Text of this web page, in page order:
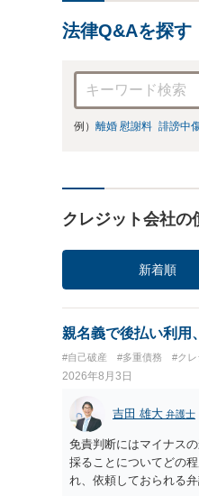
法律Q&Aを探す
例） 離婚 慰謝料 誹謗中
クレジット会社の
新着順
親名義で後払い利用
#自己破産 #多重債務 #クレ
2026年8月3日
吉田 雄大 弁護士
免責判断にはマイナス
採ることについてどの
れ、依頼しておられる